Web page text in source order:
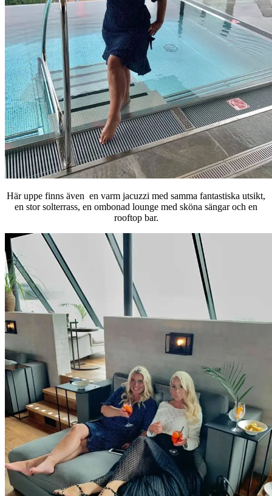
Här uppe finns även en varm jacuzzi med samma fantastiska utsikt,
en stor solterrass, en ombonad lounge med sköna sängar och en
rooftop bar.